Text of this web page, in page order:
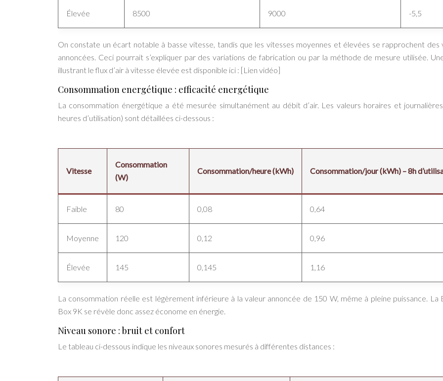
Élevée 8500 9000 -5,5
On constate un écart notable à basse vitesse, tandis que les vitesses moyennes et élevées se rapprochent des
annoncées. Ceci pourrait s’expliquer par des variations de fabrication ou par la méthode de mesure utilisée.
illustrant le flux d’air à vitesse élevée est disponible ici : [Lien vidéo]
Consommation energétique : efficacité energétique
La consommation énergétique a été mesurée simultanément au débit d’air. Les valeurs horaires et
heures d’utilisation) sont détaillées ci-dessous :
Vitesse
Consommation
(W)
Consommation/heure (kWh) Consommation/jour (kWh) – 8h
Faible 80 0,08 0,64
Moyenne 120 0,12 0,96
Élevée 145 0,145 1,16
La consommation réelle est légèrement inférieure à la valeur annoncée de 150 W, même à pleine puissance. La
Box 9K se révèle donc assez économe en énergie.
Niveau sonore : bruit et confort
Le tableau ci-dessous indique les niveaux sonores mesurés à différentes distances :